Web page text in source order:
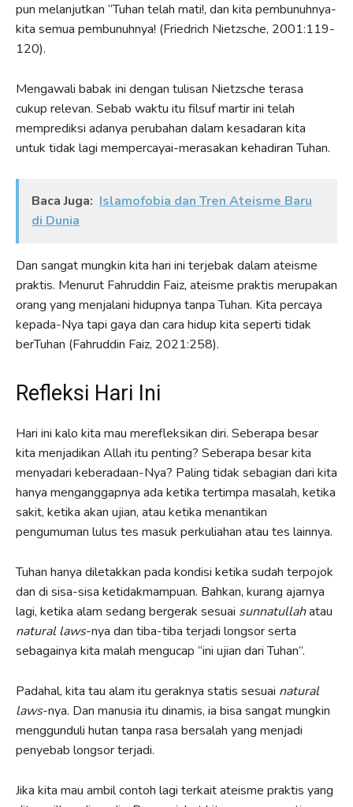
pun melanjutkan “Tuhan telah mati!, dan kita pembunuhnya-
kita semua pembunuhnya! (Friedrich Nietzsche, 2001:119-
120).
Mengawali babak ini dengan tulisan Nietzsche terasa
cukup relevan. Sebab waktu itu filsuf martir ini telah
memprediksi adanya perubahan dalam kesadaran kita
untuk tidak lagi mempercayai-merasakan kehadiran Tuhan.
Baca Juga: Islamofobia dan Tren Ateisme Baru
di Dunia
Dan sangat mungkin kita hari ini terjebak dalam ateisme
praktis. Menurut Fahruddin Faiz, ateisme praktis merupakan
orang yang menjalani hidupnya tanpa Tuhan. Kita percaya
kepada-Nya tapi gaya dan cara hidup kita seperti tidak
berTuhan (Fahruddin Faiz, 2021:258).
Refleksi Hari Ini
Hari ini kalo kita mau merefleksikan diri. Seberapa besar
kita menjadikan Allah itu penting? Seberapa besar kita
menyadari keberadaan-Nya? Paling tidak sebagian dari kita
hanya menganggapnya ada ketika tertimpa masalah, ketika
sakit, ketika akan ujian, atau ketika menantikan
pengumuman lulus tes masuk perkuliahan atau tes lainnya.
Tuhan hanya diletakkan pada kondisi ketika sudah terpojok
dan di sisa-sisa ketidakmampuan. Bahkan, kurang ajarnya
lagi, ketika alam sedang bergerak sesuai sunnatullahatau
natural laws-nya dan tiba-tiba terjadi longsor serta
sebagainya kita malah mengucap “ini ujian dari Tuhan”.
Padahal, kita tau alam itu geraknya statis sesuai natural
laws-nya. Dan manusia itu dinamis, ia bisa sangat mungkin
menggunduli hutan tanpa rasa bersalah yang menjadi
penyebab longsor terjadi.
Jika kita mau ambil contoh lagi terkait ateisme praktis yang